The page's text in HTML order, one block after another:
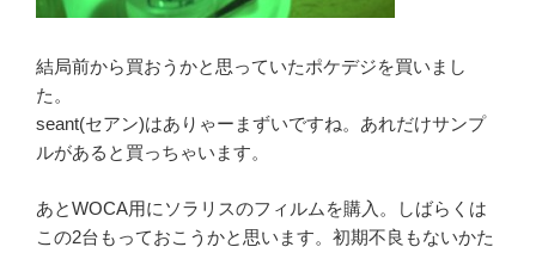
結局前から買おうかと思っていたポケデジを買いまし
た。
seant(セアン)はありゃーまずいですね。あれだけサンプ
ルがあると買っちゃいます。
あとWOCA用にソラリスのフィルムを購入。しばらくは
この2台もっておこうかと思います。初期不良もないかた